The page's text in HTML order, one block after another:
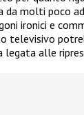
da molti poco
ironici e
televisivo
legata alle